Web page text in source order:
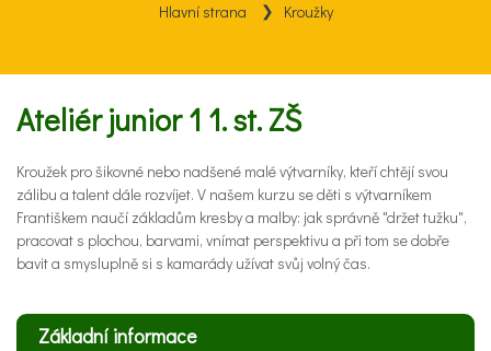
Hlavní strana Kroužky
Ateliér junior 1 1. st. ZŠ
Kroužek pro šikovné nebo nadšené malé výtvarníky, kteří chtějí svou
zálibu a talent dále rozvíjet. V našem kurzu se děti s výtvarníkem
Františkem naučí základům kresby a malby: jak správně "držet tužku",
pracovat s plochou, barvami, vnímat perspektivu a při tom se dobře
bavit a smysluplně si s kamarády užívat svůj volný čas.
Základní informace